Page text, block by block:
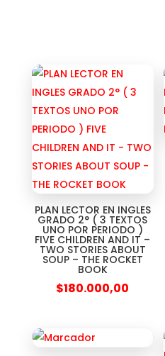
PLAN LECTOR EN INGLES
GRADO 2° ( 3 TEXTOS
UNO POR PERIODO )
FIVE CHILDREN AND IT –
TWO STORIES ABOUT
SOUP – THE ROCKET
BOOK
$180.000,00